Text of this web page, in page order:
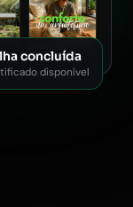
concluída
disponível